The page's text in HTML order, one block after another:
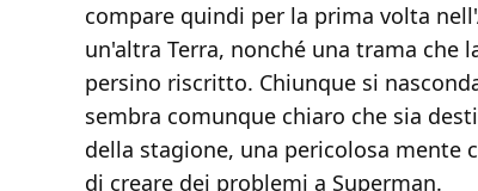
compare quindi per la prima volta
un'altra Terra, nonché una trama che
persino riscritto. Chiunque si
sembra comunque chiaro che sia
della stagione, una pericolosa mente
di creare dei problemi a Superman.